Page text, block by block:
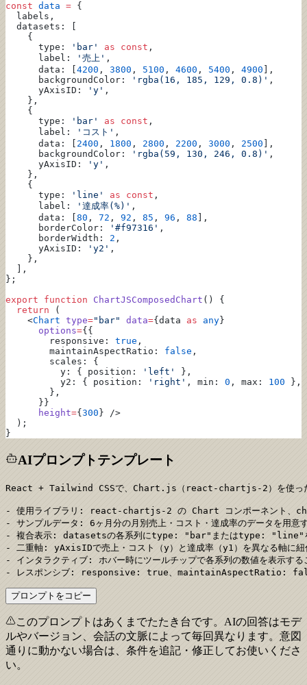
const data = {
  labels,
  datasets: [
    {
      type:
'bar' as const ,
      label:
'売上' ,
      data: [
4200 , 3800 , 5100 , 4600 , 5400 , 4900 ],
      backgroundColor:
'rgba(16, 185, 129, 0.8)' ,
      yAxisID:
'y' ,
    },
    {
      type:
'bar' as const ,
      label:
'コスト' ,
      data: [
2400 , 1800 , 2800 , 2200 , 3000 , 2500 ],
      backgroundColor:
'rgba(59, 130, 246, 0.8)' ,
      yAxisID:
'y' ,
    },
    {
      type:
'line' as const ,
      label:
'達成率(%)' ,
      data: [
80 , 72 , 92 , 85 , 96 , 88 ],
      borderColor:
'#f97316' ,
      borderWidth:
2 ,
      yAxisID:
'y2' ,
    },
  ],
};
export function ChartJSComposedChart () {
  return
(
    <
Chart type="bar" data={data as any }
      options
={{
        responsive:
true ,
        maintainAspectRatio:
false ,
        scales: {
          y: { position:
'left'
},
          y2: { position:
'right' , min: 0 , max: 100 },
        },
      }}
      height
={ 300 } />
  );
}
AIプロンプトテンプレート
React + Tailwind CSSで、Chart.js（react-chartjs-2）を使った複
- 使用ライブラリ: react-chartjs-2 の Chart コンポーネント
- サンプルデータ: 6ヶ月分の月別売上・コスト・達成率のデータを用意
- 複合表示: datasetsの各系列にtype: "bar"またはtype: "line"を個
- 二重軸: yAxisIDで売上・コスト（y）と達成率（y1）を異なる軸に紐
- インタラクティブ: ホバー時にツールチップで各系列の数値を表示する
- レスポンシブ: responsive: true、maintainAspectRatio: false
プロンプトをコピー
このプロンプトはあくまでたたき台です。AIの回答はモデ
ルやバージョン、会話の文脈によって毎回異なります。意図
通りに動かない場合は、条件を追記・修正してお使いくださ
い。